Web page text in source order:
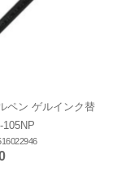
ペン ゲルインク替